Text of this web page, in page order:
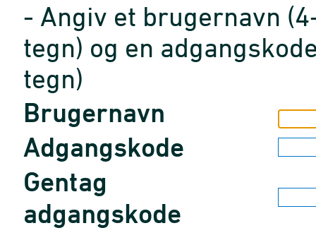
- Angiv et brugernavn
tegn) og en
tegn)
Brugernavn
Adgangskode
Gentag
adgangskode